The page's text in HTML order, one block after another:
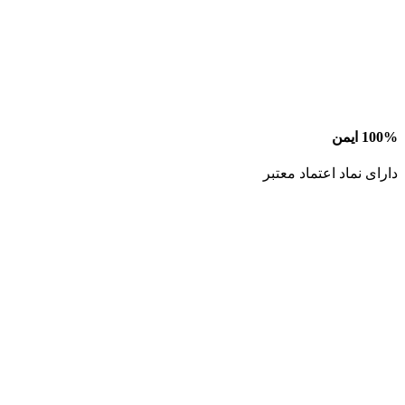
100% ایمن
دارای نماد اعتماد معتبر